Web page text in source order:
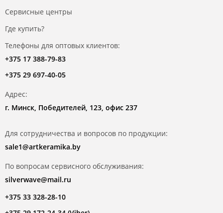
Сервисные центры
Где купить?
Телефоны для оптовых клиентов:
+375 17 388-79-83
+375 29 697-40-05
Адрес:
г. Минск, Победителей, 123, офис 237
Для сотрудничества и вопросов по продукции:
sale1@artkeramika.by
По вопросам сервисного обслуживания:
silverwave@mail.ru
+375 33 328-28-10